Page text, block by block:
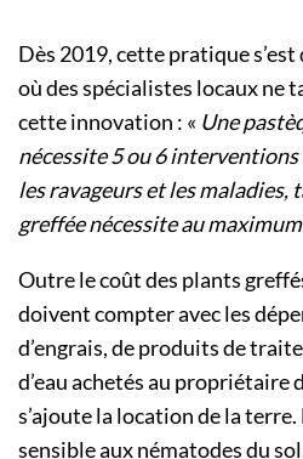
Dès 2019, cette pratique
où des spécialistes locaux ne
cette innovation : « Une
nécessite 5 ou 6
les ravageurs et les maladies,
greffée nécessite au
Outre le coût des plants
doivent compter avec les
d’engrais, de produits de
d’eau achetés au propriétaire
s’ajoute la location de la terre.
sensible aux nématodes du